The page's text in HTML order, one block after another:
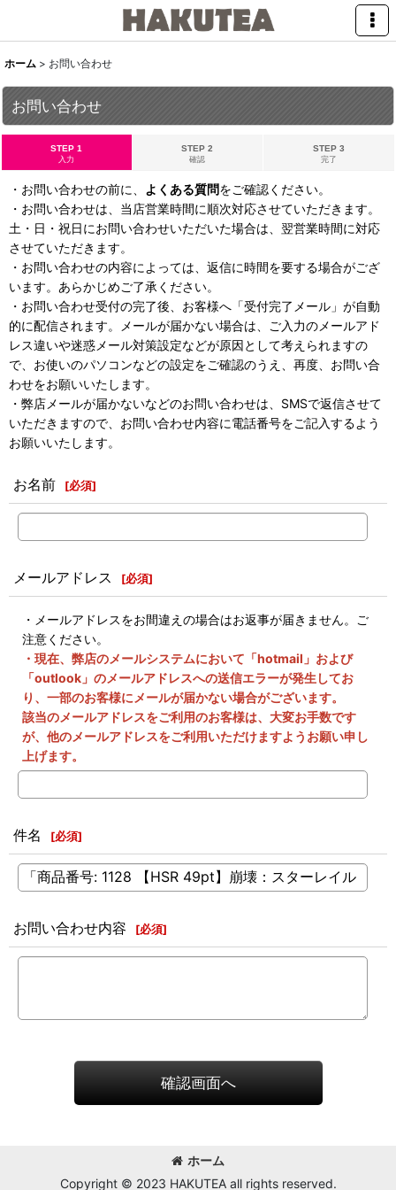
ホーム > お問い合わせ
お問い合わせ
STEP 1
入力
STEP 2
確認
STEP 3
完了
・お問い合わせの前に、 よくある質問をご確認ください。
・お問い合わせは、当店営業時間に順次対応させていただきます。
土・日・祝日にお問い合わせいただいた場合は、翌営業時間に対応
させていただきます。
・お問い合わせの内容によっては、返信に時間を要する場合がござ
います。あらかじめご了承ください。
・お問い合わせ受付の完了後、お客様へ「受付完了メール」が自動
的に配信されます。メールが届かない場合は、ご入力のメールアド
レス違いや迷惑メール対策設定などが原因として考えられますの
で、お使いのパソコンなどの設定をご確認のうえ、再度、お問い合
わせをお願いいたします。
・弊店メールが届かないなどのお問い合わせは、SMSで返信させて
いただきますので、お問い合わせ内容に電話番号をご記入するよう
お願いいたします。
お名前 [必須]
メールアドレス [必須]
・メールアドレスをお間違えの場合はお返事が届きません。ご
注意ください。
・現在、弊店のメールシステムにおいて「hotmail」および
「outlook」のメールアドレスへの送信エラーが発生してお
り、一部のお客様にメールが届かない場合がございます。
該当のメールアドレスをご利用のお客様は、大変お手数です
が、他のメールアドレスをご利用いただけますようお願い申し
上げます。
件名 [必須]
お問い合わせ内容 [必須]
確認画面へ
ホーム
Copyright © 2023 HAKUTEA all rights reserved.